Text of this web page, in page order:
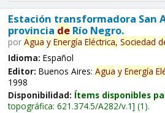
Estación transformadora San
provincia deRío Negro.
por Agua y Energía Eléctrica, Sociedad
Idioma: Español
Editor: Buenos Aires: Agua y Energía
1998
Disponibilidad: Ítems disponibles
topográfica: 621.374.5/A282/v.1 (1).